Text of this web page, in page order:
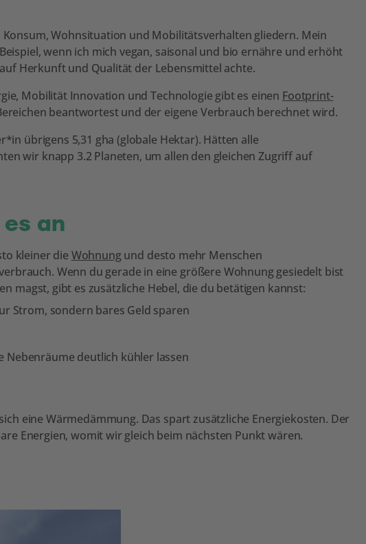
Wohnsituation und Mobilitätsverhalten gliedern. Mein
wenn ich mich vegan, saisonal und bio ernähre und erhöht
Herkunft und Qualität der Lebensmittel achte.
Mobilität Innovation und Technologie gibt es einen Footprint-
beantwortest und der eigene Verbrauch berechnet wird.
übrigens 5,31 gha (globale Hektar). Hätten alle
wir knapp 3.2 Planeten, um allen den gleichen Zugriff auf
an
kleiner die Wohnungund desto mehr Menschen
Wenn du gerade in eine größere Wohnung gesiedelt bist
magst, gibt es zusätzliche Hebel, die du betätigen kannst:
Strom, sondern bares Geld sparen
Nebenräume deutlich kühler lassen
eine Wärmedämmung. Das spart zusätzliche Energiekosten. Der
Energien, womit wir gleich beim nächsten Punkt wären.